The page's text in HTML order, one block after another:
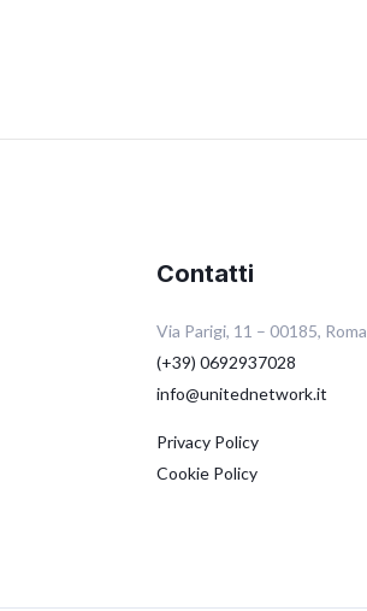
Contatti
Via Parigi, 11 – 00185, Roma
(+39) 0692937028
info@unitednetwork.it
Privacy Policy
Cookie Policy